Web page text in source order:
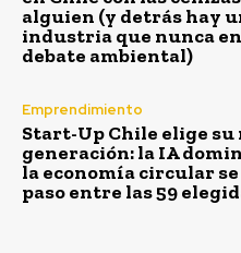
alguien (y detrás hay
industria que nunca
debate ambiental)
Emprendimiento
Start-Up Chile elige su
generación: la IA
la economía circular se
paso entre las 59